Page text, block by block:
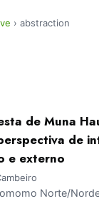
› abstraction
de Muna
de
e externo
Norte/